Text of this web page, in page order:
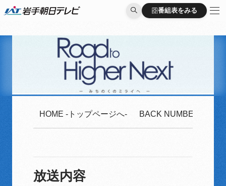
番組表をみる
番組表をみる
HOME -トップページへ- BACK NUMBER -2020
放送内容